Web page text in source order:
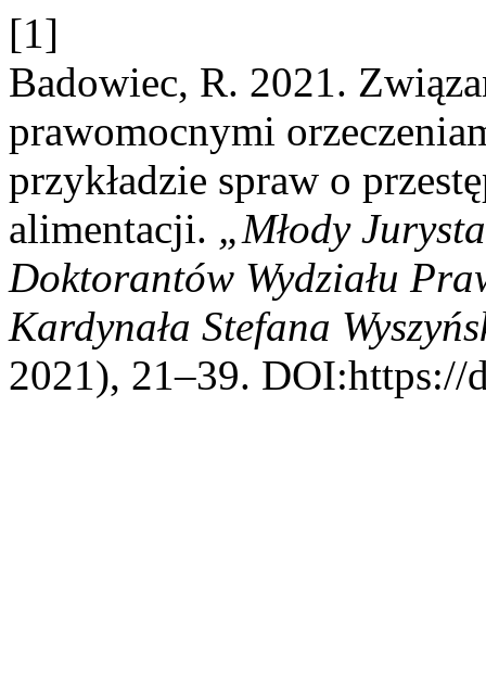
[1]
Badowiec, R. 2021.
prawomocnymi
przykładzie spraw o
alimentacji. „Młody
Doktorantów Wydziału
Kardynała Stefana
2021), 21–39.